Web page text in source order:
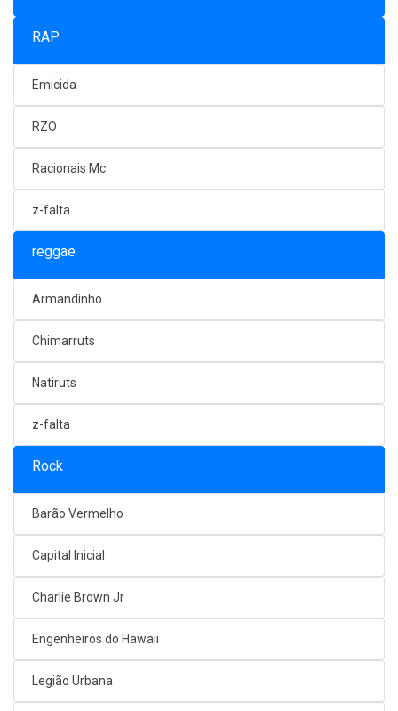
RAP
Emicida
RZO
Racionais Mc
z-falta
reggae
Armandinho
Chimarruts
Natiruts
z-falta
Rock
Barão Vermelho
Capital Inicial
Charlie Brown Jr
Engenheiros do Hawaii
Legião Urbana